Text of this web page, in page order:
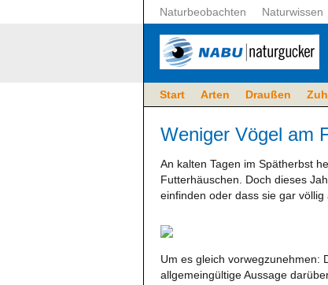
Start Arten Draußen
Naturbeobachten Naturwissen
Weniger Vögel am
An kalten Tagen im Spätherbst
Futterhäuschen. Doch dieses
einfinden oder dass sie gar
Um es gleich vorwegzunehmen:
allgemeingültige Aussage